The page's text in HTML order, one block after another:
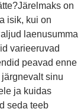
on
isik, kui on
laenusumma
varieeruvad
peavad enne
sinu
ja kuidas
seda teeb